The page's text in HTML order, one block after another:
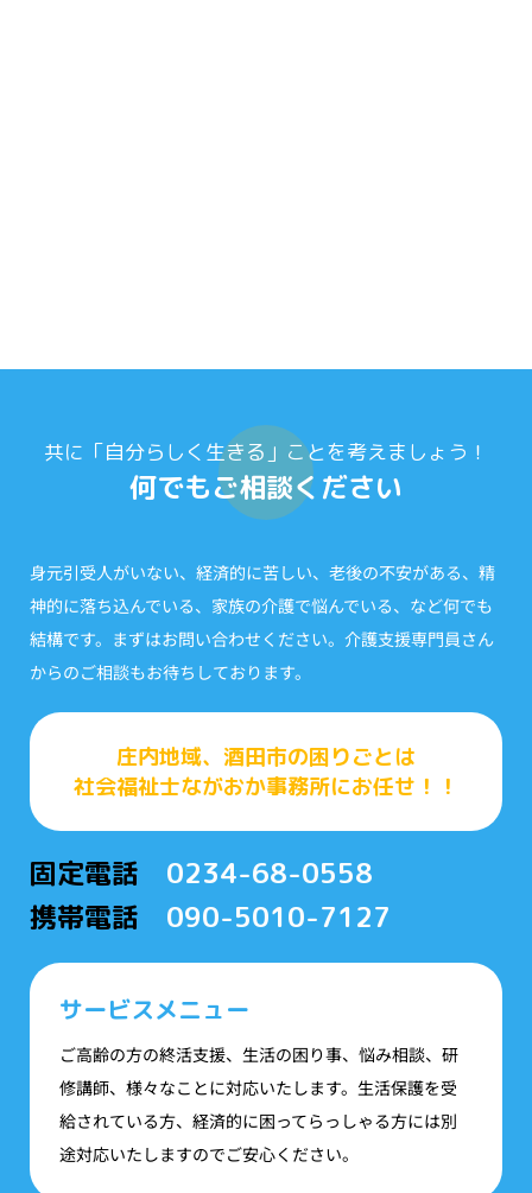
共に「自分らしく生きる」ことを考えましょう！
何でもご相談ください
身元引受人がいない、経済的に苦しい、老後の不安がある、精
神的に落ち込んでいる、家族の介護で悩んでいる、など何でも
結構です。まずはお問い合わせください。介護支援専門員さん
からのご相談もお待ちしております。
庄内地域、酒田市の困りごとは
社会福祉士ながおか事務所にお任せ！！
固定電話 0234-68-0558
携帯電話 090-5010-7127
サービスメニュー
ご高齢の方の終活支援、生活の困り事、悩み相談、研
修講師、様々なことに対応いたします。生活保護を受
給されている方、経済的に困ってらっしゃる方には別
途対応いたしますのでご安心ください。